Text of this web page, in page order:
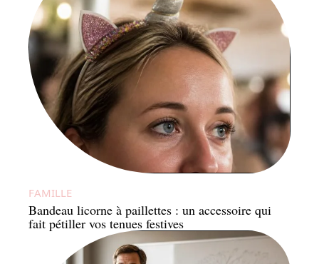
FAMILLE
Bandeau licorne à paillettes : un accessoire qui
fait pétiller vos tenues festives